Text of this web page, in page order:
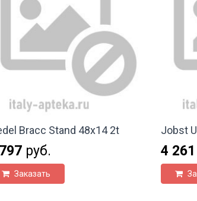
Bracc Stand 48x14 2t
руб.
Заказать
Jobst
4 261